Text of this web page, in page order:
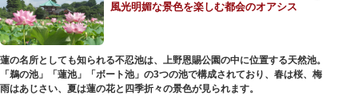
風光明媚な景色を楽しむ都会のオアシス
蓮の名所としても知られる不忍池は、上野恩賜公園の中に位置する天然池。
「鵜の池」「蓮池」「ボート池」の3つの池で構成されており、春は桜、梅
雨はあじさい、夏は蓮の花と四季折々の景色が見られます。